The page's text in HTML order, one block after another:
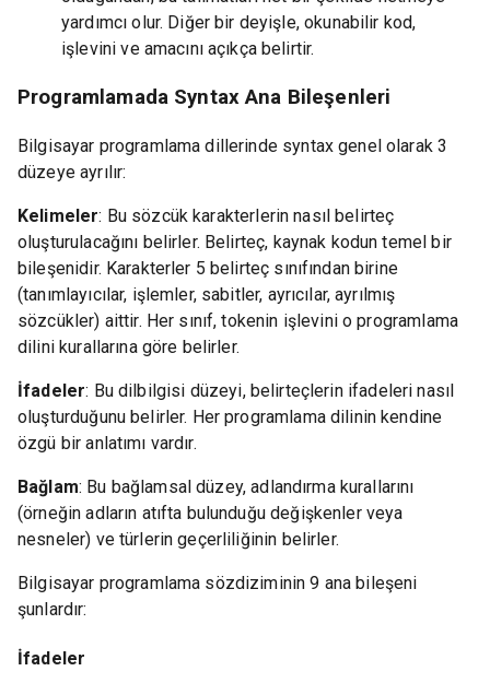
yardımcı olur. Diğer bir deyişle, okunabilir kod,
işlevini ve amacını açıkça belirtir.
Programlamada Syntax Ana Bileşenleri
Bilgisayar programlama dillerinde syntax genel olarak 3
düzeye ayrılır:
Kelimeler: Bu sözcük karakterlerin nasıl belirteç
oluşturulacağını belirler. Belirteç, kaynak kodun temel bir
bileşenidir. Karakterler 5 belirteç sınıfından birine
(tanımlayıcılar, işlemler, sabitler, ayrıcılar, ayrılmış
sözcükler) aittir. Her sınıf, tokenin işlevini o programlama
dilini kurallarına göre belirler.
İfadeler: Bu dilbilgisi düzeyi, belirteçlerin ifadeleri nasıl
oluşturduğunu belirler. Her programlama dilinin kendine
özgü bir anlatımı vardır.
Bağlam: Bu bağlamsal düzey, adlandırma kurallarını
(örneğin adların atıfta bulunduğu değişkenler veya
nesneler) ve türlerin geçerliliğinin belirler.
Bilgisayar programlama sözdiziminin 9 ana bileşeni
şunlardır:
İfadeler